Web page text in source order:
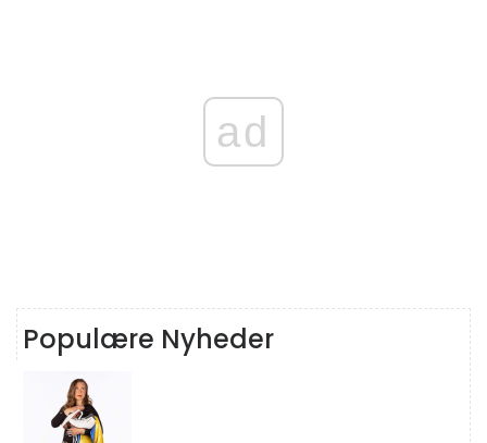
ad
Populære Nyheder